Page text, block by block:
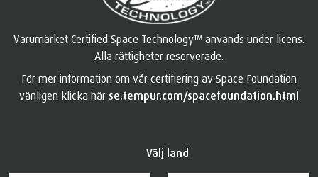
Varumärket Certified Space Technology™ används under licens.
Alla rättigheter reserverade.
För mer information om vår certifiering av Space Foundation
vänligen klicka här se.tempur.com/spacefoundation.html
Välj land